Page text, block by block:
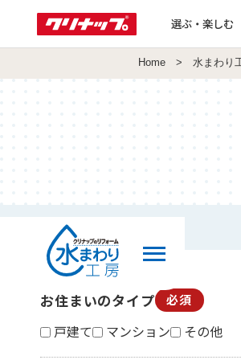
選ぶ・楽しむ
Home > 水まわり
お住まいのタイプ 必須
戸建て マンション その他